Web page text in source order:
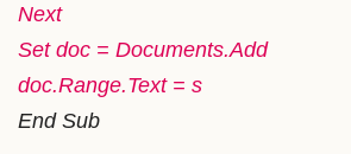
Next
Set doc = Documents.Add
doc.Range.Text = s
End Sub